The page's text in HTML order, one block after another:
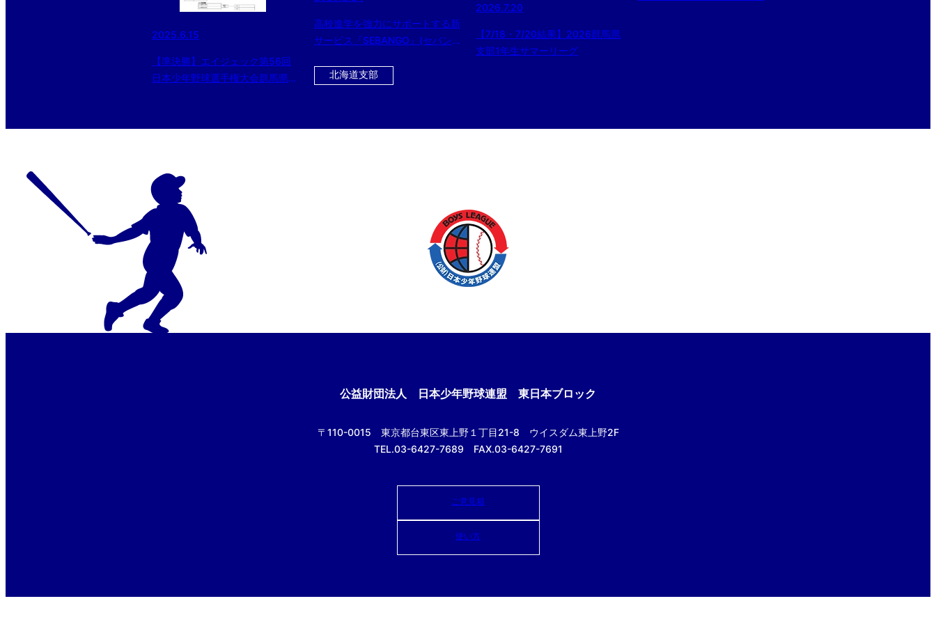
2025.6.15
【準決勝】エイジェック第56回
日本少年野球選手権大会群馬県支
高校進学を強力にサポートする新
サービス『SEBANGO』(セバン
球部、京都外大西高 女子硬式野
北海道支部
2026.7.20
【7/18・7/20結果】2026群馬県
支部1年生サマーリーグ
公益財団法人 日本少年野球連盟 東日本ブロック
〒110-0015 東京都台東区東上野１丁目21-8 ウイスダム東上野2F
TEL.03-6427-7689 FAX.03-6427-7691
ご意見箱
使い方